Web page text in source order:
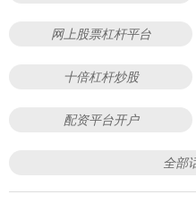
网上股票杠杆平台
十倍杠杆炒股
配资平台开户
全部